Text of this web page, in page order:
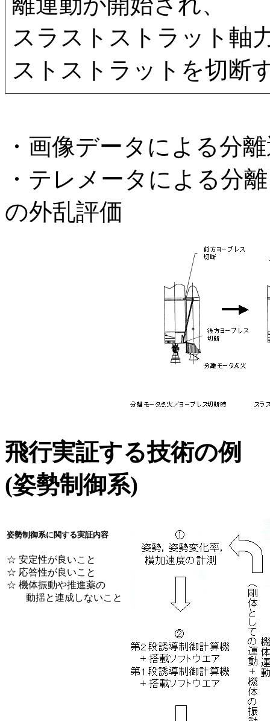
スラストストラット軸
ストストラットを切断
・画像データによる分
・テレメータによる分
の外乱評価
飛行実証する技術の例
(姿勢制御系)
姿勢制御系に関する実証内容
☆ 安定性が良いこと
☆ 応答性が良いこと
☆ 機体振動や推進薬の
動揺と連成しないこと